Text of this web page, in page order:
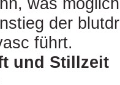
der
führt.
und Stillzeit